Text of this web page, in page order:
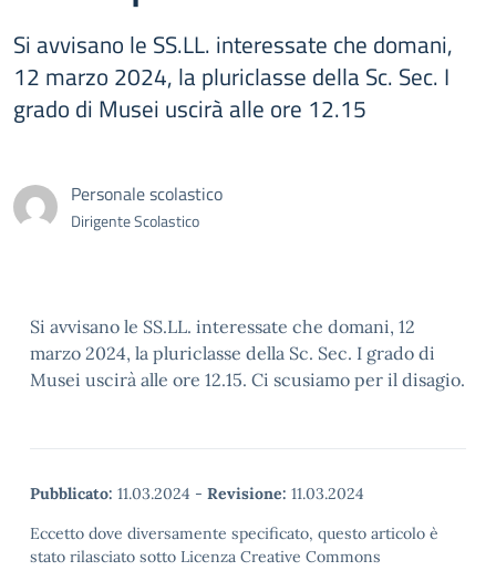
Si avvisano le SS.LL. interessate che domani,
12 marzo 2024, la pluriclasse della Sc. Sec. I
grado di Musei uscirà alle ore 12.15
Personale scolastico
Dirigente Scolastico
Si avvisano le SS.LL. interessate che domani, 12
marzo 2024, la pluriclasse della Sc. Sec. I grado di
Musei uscirà alle ore 12.15. Ci scusiamo per il disagio.
Pubblicato: 11.03.2024 - Revisione: 11.03.2024
Eccetto dove diversamente specificato, questo articolo è
stato rilasciato sotto Licenza Creative Commons